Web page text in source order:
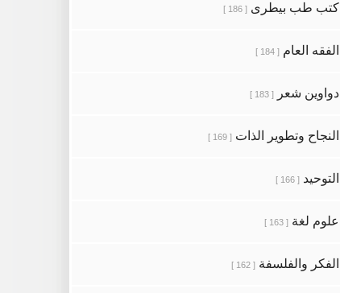
كتب طب بيطرى [ 186 ]
الفقه العام [ 184 ]
دواوين شعر [ 183 ]
النجاح وتطوير الذات [ 169 ]
التوحيد [ 166 ]
علوم لغة [ 163 ]
الفكر والفلسفة [ 162 ]